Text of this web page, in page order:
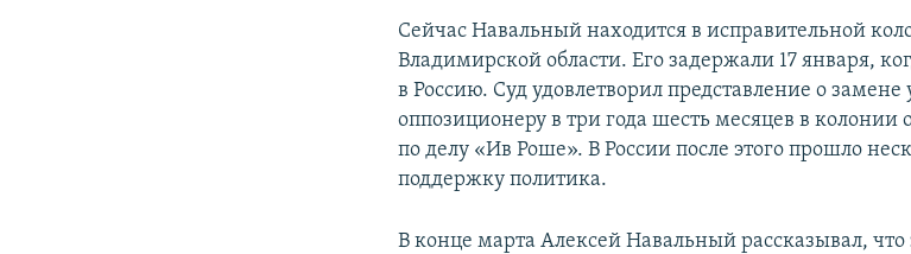
Сейчас Навальный находится в исправительной
Владимирской области. Его задержали 17 января,
в Россию. Суд удовлетворил представление о замене
оппозиционеру в три года шесть месяцев в
по делу «Ив Роше». В России после этого прошло
поддержку политика.
В конце марта Алексей Навальный рассказывал,